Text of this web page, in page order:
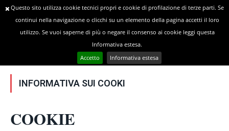
INFORMATIVA SUI COOKI
INFORMATIVA SUI COOKI
COOKIE
Questo sito utilizza cookie tecnici propri e cookie di profilazione di terze parti. Se
continui nella navigazione o clicchi su un elemento della pagina accetti il loro
utilizzo. Se vuoi saperne di più o negare il consenso ai cookie leggi questa
Informativa estesa.
Accetto
Informativa estesa